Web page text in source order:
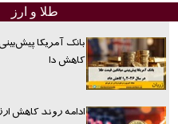
طلا و ارز
کاهش دا
ادامه روند کاهش